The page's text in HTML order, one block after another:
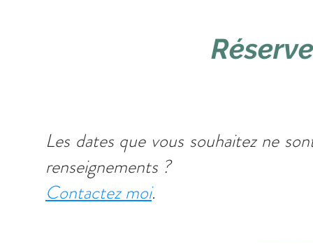
Les dates que vous souhaitez ne
renseignements ?
Contactez moi.